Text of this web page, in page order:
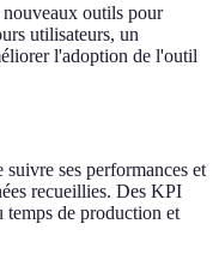
outils pour
utilisateurs, un
l'adoption de l'outil
ses performances et
recueillies. Des KPI
de production et